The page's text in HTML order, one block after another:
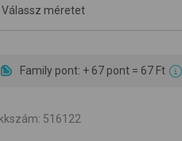
Válassz méretet
Family pont: + 67 pont = 67 Ft
: 516122